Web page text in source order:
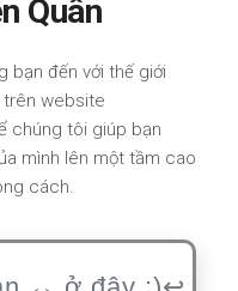
Quân
bạn đến với thế giới
trên website
chúng tôi giúp bạn
mình lên một tầm cao
cách.